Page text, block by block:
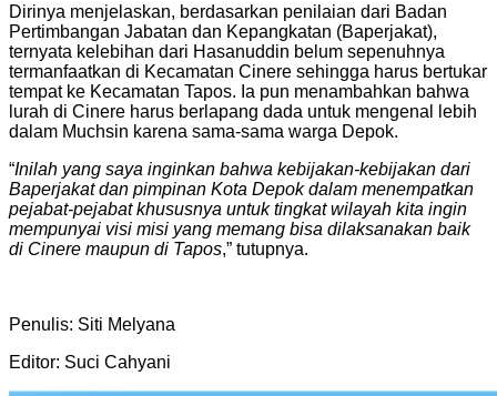
Dirinya menjelaskan, berdasarkan penilaian dari Badan
Pertimbangan Jabatan dan Kepangkatan (Baperjakat),
ternyata kelebihan dari Hasanuddin belum sepenuhnya
termanfaatkan di Kecamatan Cinere sehingga harus bertukar
tempat ke Kecamatan Tapos. Ia pun menambahkan bahwa
lurah di Cinere harus berlapang dada untuk mengenal lebih
dalam Muchsin karena sama-sama warga Depok.
“Inilah yang saya inginkan bahwa kebijakan-kebijakan dari
Baperjakat dan pimpinan Kota Depok dalam menempatkan
pejabat-pejabat khususnya untuk tingkat wilayah kita ingin
mempunyai visi misi yang memang bisa dilaksanakan baik
di Cinere maupun di Tapos,” tutupnya.
Penulis: Siti Melyana
Editor: Suci Cahyani